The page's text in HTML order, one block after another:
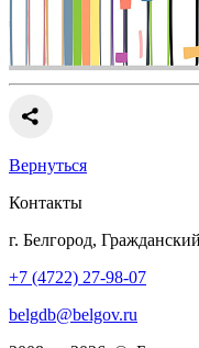
Вернуться
Контакты
г. Белгород,
+7 (4722) 27-98-07
belgdb@belgov.ru